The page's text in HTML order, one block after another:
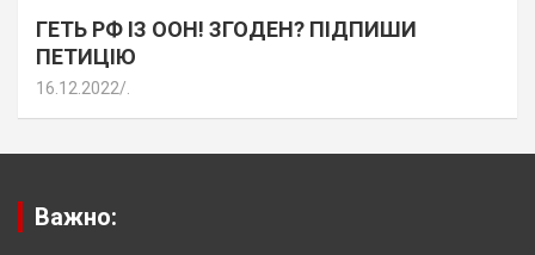
ГЕТЬ РФ ІЗ ООН! ЗГОДЕН? ПІДПИШИ
ПЕТИЦІЮ
16.12.2022
Важно: